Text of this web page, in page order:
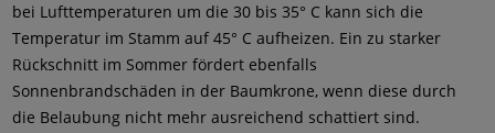
bei Lufttemperaturen um die 30 bis 35° C kann sich die
Temperatur im Stamm auf 45° C aufheizen. Ein zu starker
Rückschnitt im Sommer fördert ebenfalls
Sonnenbrandschäden in der Baumkrone, wenn diese durch
die Belaubung nicht mehr ausreichend schattiert sind.